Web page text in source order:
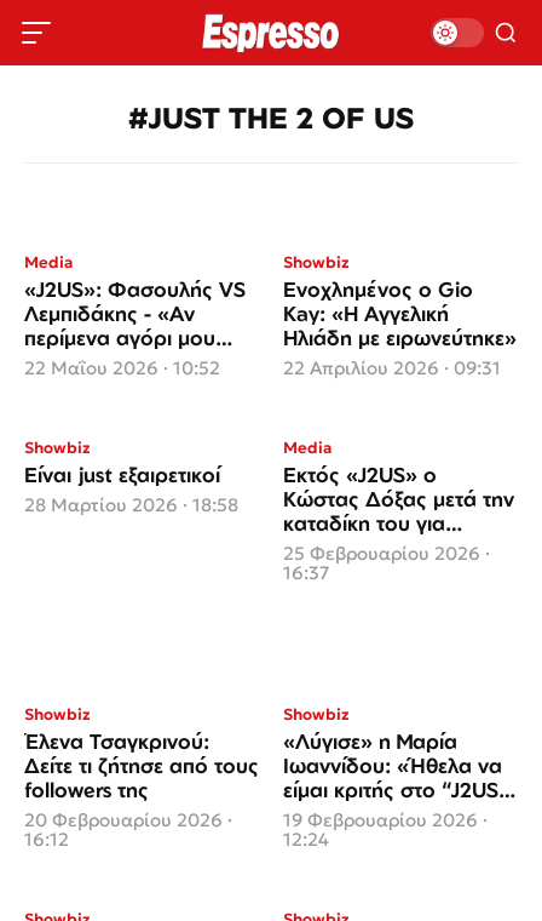
#JUST THE 2 OF US
Media
«J2US»: Φασουλής VS
Λεμπιδάκης - «Αν
περίμενα αγόρι μου
από σένα να με
22 Μαΐου 2026 · 10:52
Showbiz
Ενοχλημένος ο Gio
Kay: «Η Αγγελική
Ηλιάδη με ειρωνεύτηκε»
22 Απριλίου 2026 · 09:31
Showbiz
Είναι just εξαιρετικοί
28 Μαρτίου 2026 · 18:58
Media
Εκτός «J2US» ο
Κώστας Δόξας μετά την
καταδίκη του για
ενδοοικογενειακή βία
25 Φεβρουαρίου 2026 ·
16:37
Showbiz
Έλενα Τσαγκρινού:
Δείτε τι ζήτησε από τους
followers της
20 Φεβρουαρίου 2026 ·
16:12
Showbiz
«Λύγισε» η Μαρία
Ιωαννίδου: «Ήθελα να
είμαι κριτής στο “J2US”.
Δυστυχώς δεν
πιστεύουν στις
19 Φεβρουαρίου 2026 ·
12:24